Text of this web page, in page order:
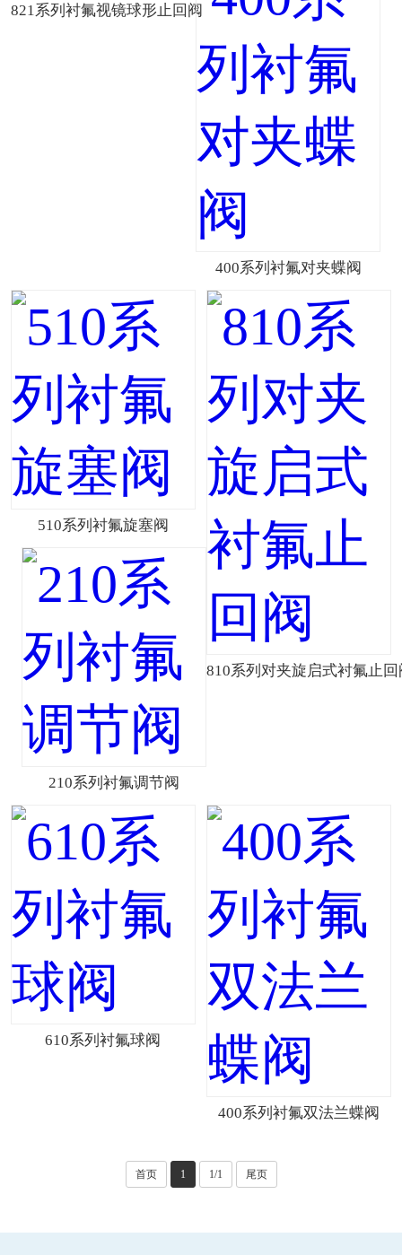
821系列衬氟视镜球形止回阀
400系列衬氟对夹蝶阀
810系列对夹旋启式衬氟止回
510系列衬氟旋塞阀
210系列衬氟调节阀
610系列衬氟球阀
400系列衬氟双法兰蝶阀
首页 1 1/1 尾页